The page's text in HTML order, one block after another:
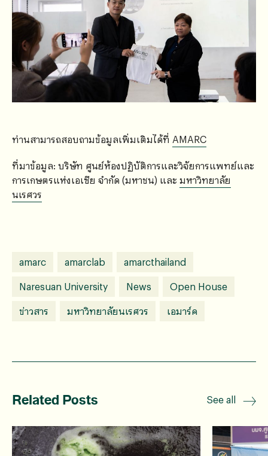
ท่านสามารถสอบถามข้อมูลเพิ่มเติมได้ที่ AMARC
ที่มาข้อมูล: บริษัท ศูนย์ห้องปฏิบัติการและวิจัยการแพทย์และ
การเกษตรแห่งเอเซีย จำกัด (มหาชน) และ มหาวิทยาลัย
นเรศวร
amarc amarclab
amarcthailand
Naresuan University
News
Open House
ข่าวสาร
มหาวิทยาลัยนเรศวร เอมาร์ค
Related Posts See all